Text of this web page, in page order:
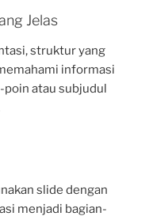
Jelas
struktur yang
informasi
poin atau subjudul
slide dengan
menjadi bagian-